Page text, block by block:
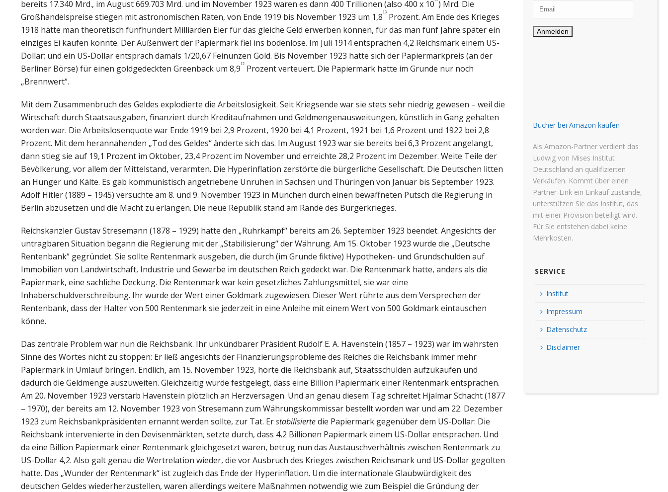
bereits 17.340 Mrd., im August 669.703 Mrd. und im November 1923 waren es dann 400 Trillionen (also 400 x 10 ) Mrd. Die
Großhandelspreise stiegen mit astronomischen Raten, von Ende 1919 bis November 1923 um 1,8 13 Prozent. Am Ende des Krieges
1918 hätte man theoretisch fünfhundert Milliarden Eier für das gleiche Geld erwerben können, für das man fünf Jahre später ein
einziges Ei kaufen konnte. Der Außenwert der Papiermark fiel ins bodenlose. Im Juli 1914 entsprachen 4,2 Reichsmark einem US-
Dollar; und ein US-Dollar entsprach damals 1/20,67 Feinunzen Gold. Bis November 1923 hatte sich der Papiermarkpreis (an der
Berliner Börse) für einen goldgedeckten Greenback um 8,9 12 Prozent verteuert. Die Papiermark hatte im Grunde nur noch
„Brennwert“.
Mit dem Zusammenbruch des Geldes explodierte die Arbeitslosigkeit. Seit Kriegsende war sie stets sehr niedrig gewesen – weil die
Wirtschaft durch Staatsausgaben, finanziert durch Kreditaufnahmen und Geldmengenausweitungen, künstlich in Gang gehalten
worden war. Die Arbeitslosenquote war Ende 1919 bei 2,9 Prozent, 1920 bei 4,1 Prozent, 1921 bei 1,6 Prozent und 1922 bei 2,8
Prozent. Mit dem herannahenden „Tod des Geldes“ änderte sich das. Im August 1923 war sie bereits bei 6,3 Prozent angelangt,
dann stieg sie auf 19,1 Prozent im Oktober, 23,4 Prozent im November und erreichte 28,2 Prozent im Dezember. Weite Teile der
Bevölkerung, vor allem der Mittelstand, verarmten. Die Hyperinflation zerstörte die bürgerliche Gesellschaft. Die Deutschen litten
an Hunger und Kälte. Es gab kommunistisch angetriebene Unruhen in Sachsen und Thüringen von Januar bis September 1923.
Adolf Hitler (1889 – 1945) versuchte am 8. und 9. November 1923 in München durch einen bewaffneten Putsch die Regierung in
Berlin abzusetzen und die Macht zu erlangen. Die neue Republik stand am Rande des Bürgerkrieges.
Reichskanzler Gustav Stresemann (1878 – 1929) hatte den „Ruhrkampf“ bereits am 26. September 1923 beendet. Angesichts der
untragbaren Situation begann die Regierung mit der „Stabilisierung“ der Währung. Am 15. Oktober 1923 wurde die „Deutsche
Rentenbank“ gegründet. Sie sollte Rentenmark ausgeben, die durch (im Grunde fiktive) Hypotheken- und Grundschulden auf
Immobilien von Landwirtschaft, Industrie und Gewerbe im deutschen Reich gedeckt war. Die Rentenmark hatte, anders als die
Papiermark, eine sachliche Deckung. Die Rentenmark war kein gesetzliches Zahlungsmittel, sie war eine
Inhaberschuldverschreibung. Ihr wurde der Wert einer Goldmark zugewiesen. Dieser Wert rührte aus dem Versprechen der
Rentenbank, dass der Halter von 500 Rentenmark sie jederzeit in eine Anleihe mit einem Wert von 500 Goldmark eintauschen
könne.
Das zentrale Problem war nun die Reichsbank. Ihr unkündbarer Präsident Rudolf E. A. Havenstein (1857 – 1923) war im wahrsten
Sinne des Wortes nicht zu stoppen: Er ließ angesichts der Finanzierungsprobleme des Reiches die Reichsbank immer mehr
Papiermark in Umlauf bringen. Endlich, am 15. November 1923, hörte die Reichsbank auf, Staatsschulden aufzukaufen und
dadurch die Geldmenge auszuweiten. Gleichzeitig wurde festgelegt, dass eine Billion Papiermark einer Rentenmark entsprachen.
Am 20. November 1923 verstarb Havenstein plötzlich an Herzversagen. Und an genau diesem Tag schreitet Hjalmar Schacht (1877
– 1970), der bereits am 12. November 1923 von Stresemann zum Währungskommissar bestellt worden war und am 22. Dezember
1923 zum Reichsbankpräsidenten ernannt werden sollte, zur Tat. Erstabilisiertedie Papiermark gegenüber dem US-Dollar: Die
Reichsbank intervenierte in den Devisenmärkten, setzte durch, dass 4,2 Billionen Papiermark einem US-Dollar entsprachen. Und
da eine Billion Papiermark einer Rentenmark gleichgesetzt waren, betrug nun das Austauschverhältnis zwischen Rentenmark zu
US-Dollar 4,2. Also galt genau die Wertrelation wieder, die vor Ausbruch des Krieges zwischen Reichsmark und US-Dollar gegolten
hatte. Das „Wunder der Rentenmark“ ist zugleich das Ende der Hyperinflation. Um die internationale Glaubwürdigkeit des
deutschen Geldes wiederherzustellen, waren allerdings weitere Maßnahmen notwendig wie zum Beispiel die Gründung der
Bücher bei Amazon kaufen
Als Amazon-Partner verdient das
Ludwig von Mises Institut
Deutschland an qualifizierten
Verkäufen. Kommt über einen
Partner-Link ein Einkauf zustande,
unterstützen Sie das Institut, das
mit einer Provision beteiligt wird.
Für Sie entstehen dabei keine
Mehrkosten.
SERVICE
Institut
Impressum
Datenschutz
Disclaimer